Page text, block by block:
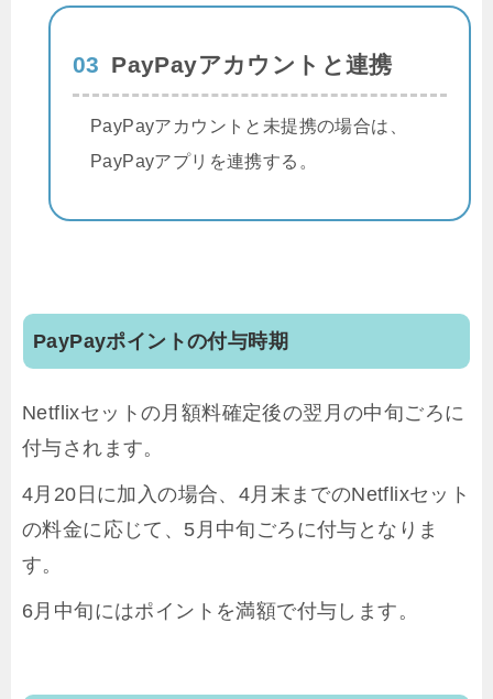
03 PayPayアカウントと連携
PayPayアカウントと未提携の場合は、
PayPayアプリを連携する。
PayPayポイントの付与時期
Netflixセットの月額料確定後の翌月の中旬ごろに
付与されます。
4月20日に加入の場合、4月末までのNetflixセット
の料金に応じて、5月中旬ごろに付与となりま
す。
6月中旬にはポイントを満額で付与します。